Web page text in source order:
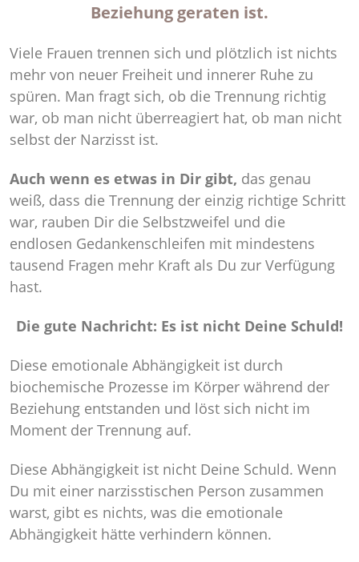
Beziehung geraten ist.
Viele Frauen trennen sich und plötzlich ist nichts
mehr von neuer Freiheit und innerer Ruhe zu
spüren. Man fragt sich, ob die Trennung richtig
war, ob man nicht überreagiert hat, ob man nicht
selbst der Narzisst ist.
Auch wenn es etwas in Dir gibt, das genau
weiß, dass die Trennung der einzig richtige Schritt
war, rauben Dir die Selbstzweifel und die
endlosen Gedankenschleifen mit mindestens
tausend Fragen mehr Kraft als Du zur Verfügung
hast.
Die gute Nachricht: Es ist nicht Deine Schuld!
Diese emotionale Abhängigkeit ist durch
biochemische Prozesse im Körper während der
Beziehung entstanden und löst sich nicht im
Moment der Trennung auf.
Diese Abhängigkeit ist nicht Deine Schuld. Wenn
Du mit einer narzisstischen Person zusammen
warst, gibt es nichts, was die emotionale
Abhängigkeit hätte verhindern können.